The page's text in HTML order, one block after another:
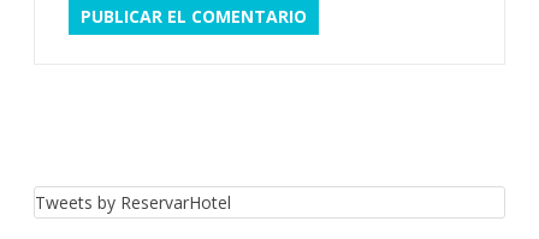
Tweets by ReservarHotel